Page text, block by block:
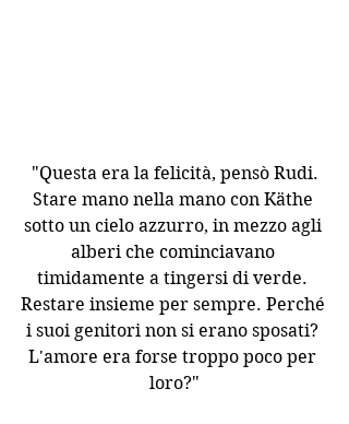
Stare mano nella mano con Käthe
sotto un cielo azzurro, in mezzo agli
alberi che cominciavano
timidamente a tingersi di verde.
Restare insieme per sempre. Perché
i suoi genitori non si erano sposati?
L'amore era forse troppo poco per
loro?"